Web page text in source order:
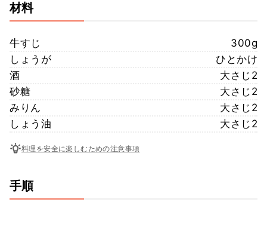
材料
牛すじ
300g
しょうが
ひとかけ
酒
大さじ2
砂糖
大さじ2
みりん
大さじ2
しょう油
大さじ2
料理を安全に楽しむための注意事項
手順